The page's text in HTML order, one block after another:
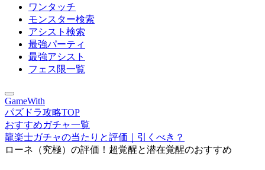
ワンタッチ
モンスター検索
アシスト検索
最強パーティ
最強アシスト
フェス限一覧
GameWith
パズドラ攻略TOP
おすすめガチャ一覧
龍楽士ガチャの当たりと評価｜引くべき？
ローネ（究極）の評価！超覚醒と潜在覚醒のおすすめ